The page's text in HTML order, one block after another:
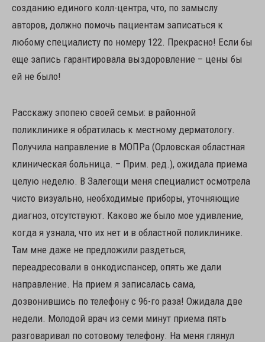
созданию единого колл-центра, что, по замыслу
авторов, должно помочь пациентам записаться к
любому специалисту по номеру 122. Прекрасно! Если бы
еще запись гарантировала выздоровление – цены бы
ей не было!
Расскажу эпопею своей семьи: в районной
поликлинике я обратилась к местному дерматологу.
Получила направление в МОПРа (Орловская областная
клиническая больница. – Прим. ред.), ожидала приема
целую неделю. В Залегощи меня специалист осмотрела
чисто визуально, необходимые приборы, уточняющие
диагноз, отсутствуют. Каково же было мое удивление,
когда я узнала, что их нет и в областной поликлинике.
Там мне даже не предложили раздеться,
переадресовали в онкодиспансер, опять же дали
направление. На прием я записалась сама,
дозвонившись по телефону с 96-го раза! Ожидала две
недели. Молодой врач из семи минут приема пять
разговаривал по сотовому телефону. На меня глянул